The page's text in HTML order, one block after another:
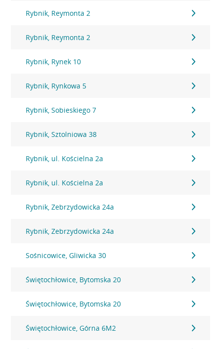
Rybnik, Reymonta 2
Rybnik, Reymonta 2
Rybnik, Rynek 10
Rybnik, Rynkowa 5
Rybnik, Sobieskiego 7
Rybnik, Sztolniowa 38
Rybnik, ul. Kościelna 2a
Rybnik, ul. Kościelna 2a
Rybnik, Zebrzydowicka 24a
Rybnik, Zebrzydowicka 24a
Sośnicowice, Gliwicka 30
Świętochłowice, Bytomska 20
Świętochłowice, Bytomska 20
Świętochłowice, Górna 6M2